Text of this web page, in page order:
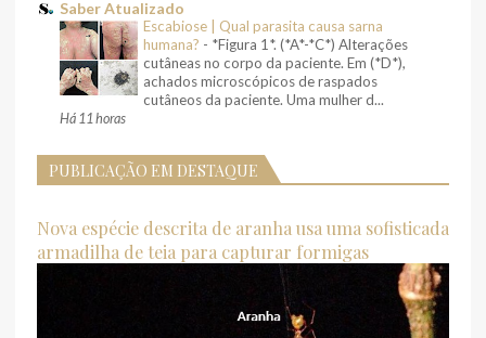
Saber Atualizado
Escabiose | Qual parasita causa sarna
humana? - *Figura 1*. (*A*-*C*) Alterações
cutâneas no corpo da paciente. Em (*D*),
achados microscópicos de raspados
cutâneos da paciente. Uma mulher d...
Há 11 horas
PUBLICAÇÃO EM DESTAQUE
Nova espécie descrita de aranha usa uma sofisticada
armadilha de teia para capturar formigas